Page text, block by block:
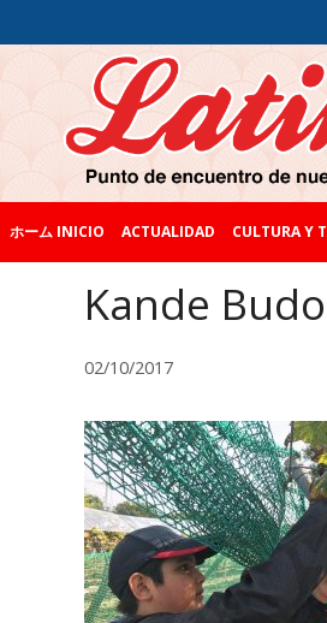
ホーム INICIO ACTUALIDAD CULTURA Y
Kande
02/10/2017